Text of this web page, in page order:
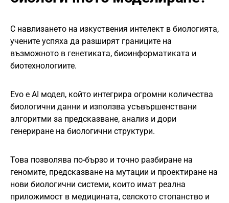
С навлизането на изкуствения интелект в биологията,
учените успяха да разширят границите на
възможното в генетиката, биоинформатиката и
биотехнологиите.
Evo е AI модел, който интегрира огромни количества
биологични данни и използва усъвършенствани
алгоритми за предсказване, анализ и дори
генериране на биологични структури.
Това позволява по-бързо и точно разбиране на
геномите, предсказване на мутации и проектиране на
нови биологични системи, които имат реална
приложимост в медицината, селското стопанство и